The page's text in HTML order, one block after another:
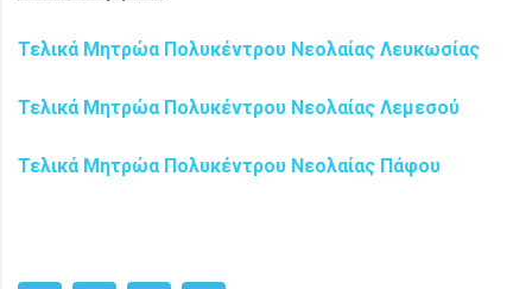
Τελικά Μητρώα Πολυκέντρου Νεολαίας Λευκωσίας
Τελικά Μητρώα Πολυκέντρου Νεολαίας Λεμεσού
Τελικά Μητρώα Πολυκέντρου Νεολαίας Πάφου